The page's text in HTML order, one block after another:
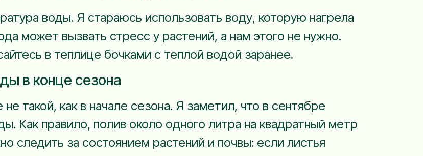
воды. Я стараюсь использовать воду, которую нагрела
может вызвать стресс у растений, а нам этого не нужно.
в теплице бочками с теплой водой заранее.
в конце сезона
такой, как в начале сезона. Я заметил, что в сентябре
Как правило, полив около одного литра на квадратный метр
следить за состоянием растений и почвы: если листья